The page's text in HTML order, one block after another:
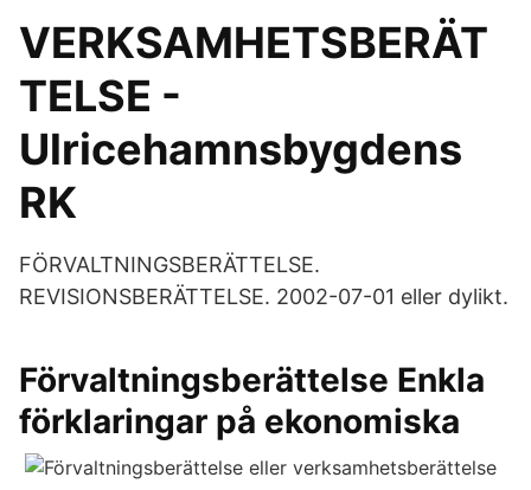
VERKSAMHETSBERÄT
TELSE -
Ulricehamnsbygdens
RK
FÖRVALTNINGSBERÄTTELSE.
REVISIONSBERÄTTELSE. 2002-07-01 eller dylikt.
Förvaltningsberättelse Enkla
förklaringar på ekonomiska